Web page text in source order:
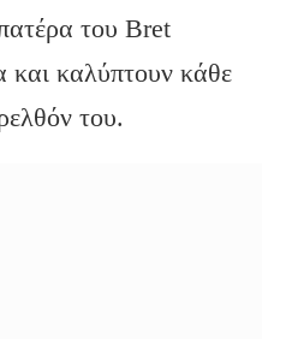
του Bret
και καλύπτουν κάθε
του.